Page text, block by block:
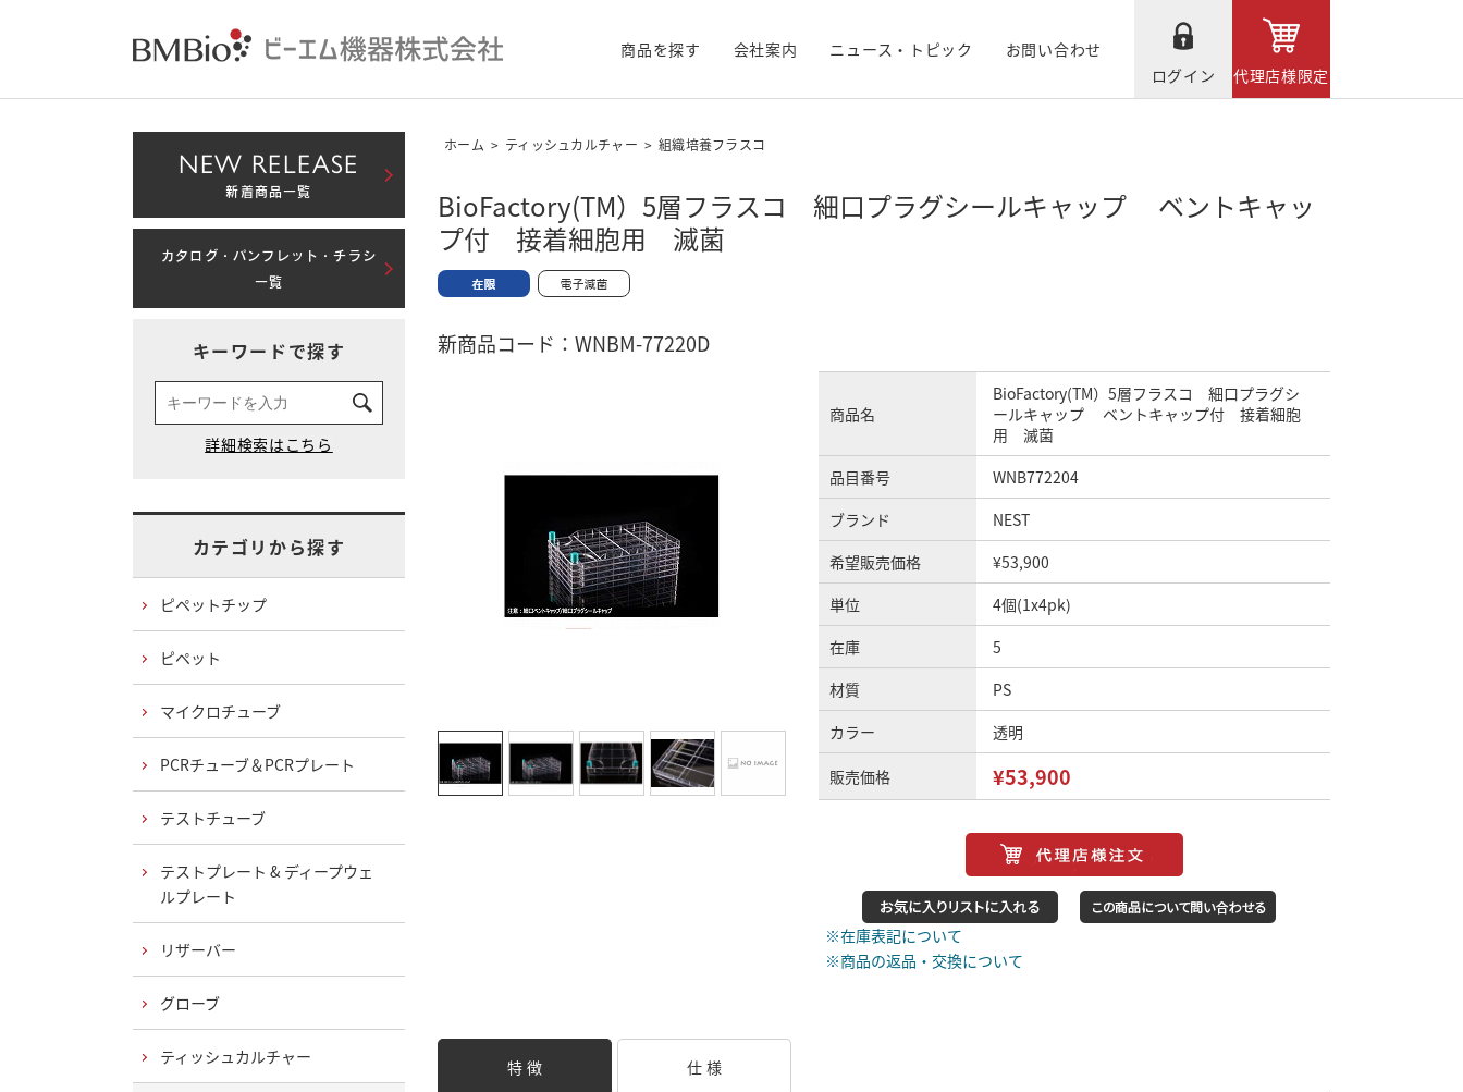
商品を探す 会社案内 ニュース・トピック
お問い合わせ
ログイン
代理店様限定
ホーム > ティッシュカルチャー > 組織培養フラスコ
BioFactory(TM）5層フラスコ 細口プラグシールキャップ ベントキャッ
プ付 接着細胞用 滅菌
新商品コード：WNBM-77220D
商品名
BioFactory(TM）5層フラスコ 細口プラグシ
ールキャップ ベントキャップ付 接着細胞
用 滅菌
品目番号
WNB772204
ブランド
NEST
希望販売価格
¥53,900
単位
4個(1x4pk)
在庫
5
材質
PS
カラー
透明
販売価格 ¥53,900
※在庫表記について
※商品の返品・交換について
特 徴 仕 様
NEW RELEASE
新着商品一覧
カタログ・パンフレット・チラシ
一覧
キーワードで探す
カテゴリから探す
ピペットチップ
ピペット
マイクロチューブ
PCRチューブ＆PCRプレート
テストチューブ
テストプレート & ディープウェ
ルプレート
リザーバー
グローブ
ティッシュカルチャー